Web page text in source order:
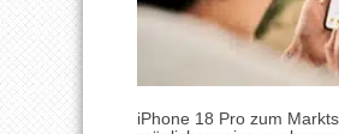
iPhone 18 Pro zum